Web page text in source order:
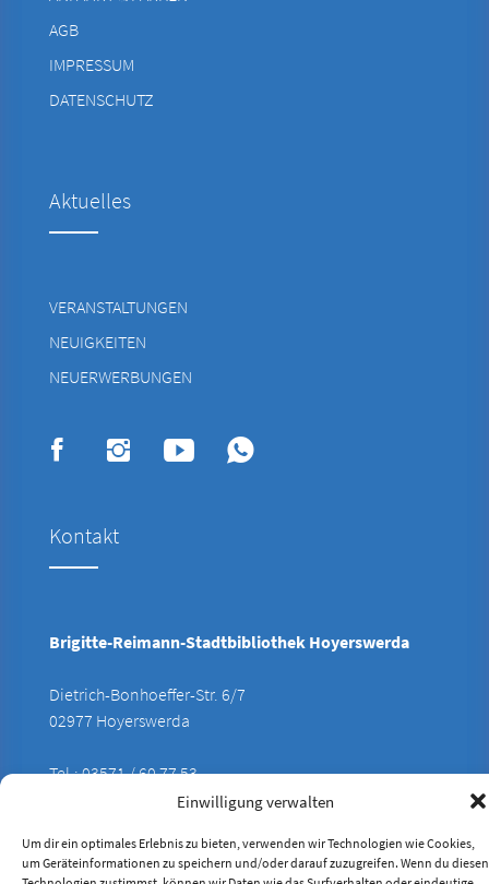
Einwilligung verwalten
Um dir ein optimales Erlebnis zu bieten, verwenden wir Technologien wie Cookies,
um Geräteinformationen zu speichern und/oder darauf zuzugreifen. Wenn du diesen
AGB
IMPRESSUM
DATENSCHUTZ
Aktuelles
VERANSTALTUNGEN
NEUIGKEITEN
NEUERWERBUNGEN
Kontakt
Brigitte-Reimann-Stadtbibliothek Hoyerswerda
Dietrich-Bonhoeffer-Str. 6/7
02977 Hoyerswerda
Tel.: 03571 / 60 77 53
INFO@BIBLIOTHEK-HY.DE